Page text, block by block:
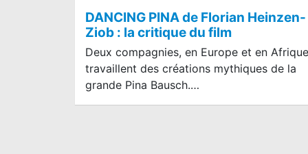
DANCING PINA de Florian Heinzen-
Ziob : la critique du film
Deux compagnies, en Europe et en
travaillent des créations mythiques de la
grande Pina Bausch.…